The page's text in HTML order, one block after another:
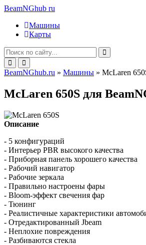
BeamNGhub ru
Машины
Карты
BeamNGhub.ru » Машины » McLaren
McLaren 650S для
Описание
- 5 конфигураций
- Интерьер PBR высокого качества
- Приборная панель хорошего качества
- Рабочий навигатор
- Рабочие зеркала
- Правильно настроены фары
- Bloom-эффект свечения фар
- Тюнинг
- Реалистичные характеристики
- Отредактированный Jbeam
- Неплохие повреждения
- Разбиваются стекла